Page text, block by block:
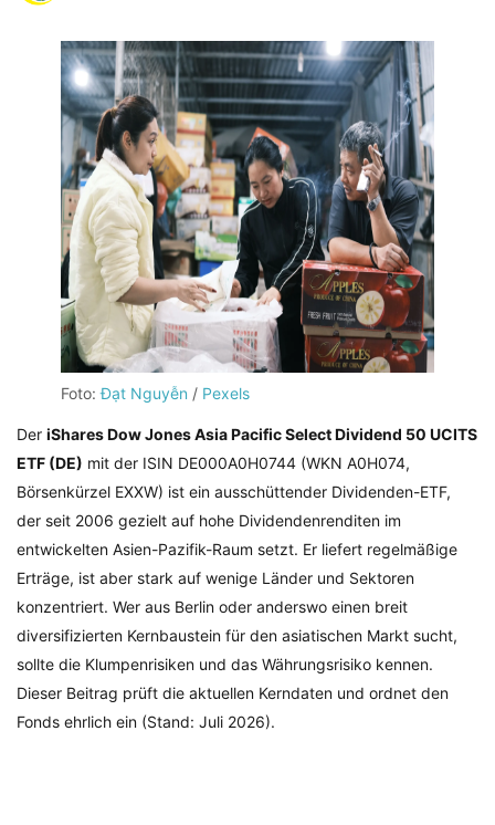
Foto:Đạt Nguyễn / Pexels
Der iShares Dow Jones Asia Pacific Select Dividend 50 UCITS
ETF (DE) mit der ISIN DE000A0H0744 (WKN A0H074,
Börsenkürzel EXXW) ist ein ausschüttender Dividenden-ETF,
der seit 2006 gezielt auf hohe Dividendenrenditen im
entwickelten Asien-Pazifik-Raum setzt. Er liefert regelmäßige
Erträge, ist aber stark auf wenige Länder und Sektoren
konzentriert. Wer aus Berlin oder anderswo einen breit
diversifizierten Kernbaustein für den asiatischen Markt sucht,
sollte die Klumpenrisiken und das Währungsrisiko kennen.
Dieser Beitrag prüft die aktuellen Kerndaten und ordnet den
Fonds ehrlich ein (Stand: Juli 2026).